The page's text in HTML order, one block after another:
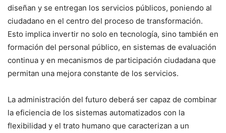
diseñan y se entregan los servicios públicos, poniendo al
ciudadano en el centro del proceso de transformación.
Esto implica invertir no solo en tecnología, sino también en
formación del personal público, en sistemas de evaluación
continua y en mecanismos de participación ciudadana que
permitan una mejora constante de los servicios.
La administración del futuro deberá ser capaz de combinar
la eficiencia de los sistemas automatizados con la
flexibilidad y el trato humano que caracterizan a un